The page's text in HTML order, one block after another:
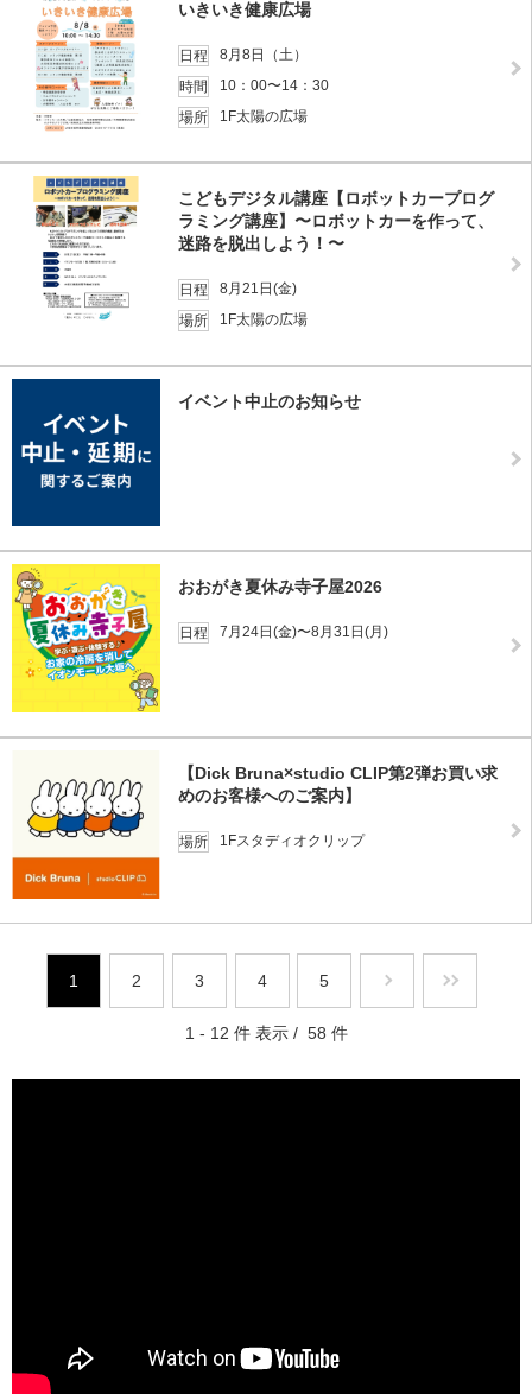
いきいき健康広場
日程
8月8日（土）
時間
10：00〜14：30
場所
1F太陽の広場
こどもデジタル講座【ロボットカープログ
ラミング講座】〜ロボットカーを作って、
迷路を脱出しよう！〜
日程
8月21日(金)
場所
1F太陽の広場
イベント中止のお知らせ
おおがき夏休み寺子屋2026
日程 7月24日(金)〜8月31日(月)
【Dick Bruna×studio CLIP第2弾お買い求
めのお客様へのご案内】
場所 1Fスタディオクリップ
1 2 3 4 5
1 - 12 件 表示 / 58 件